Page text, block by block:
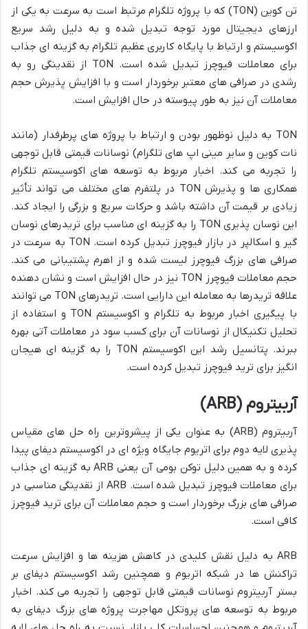
تن کوین (TON) که با پروژه تلگرام مرتبط است به سرعت به یکی از
ارزهای دیجیتال مورد توجه تبدیل شده و به دلیل رشد سریع
اکوسیستم و ارتباط با پایگاه کاربری عظیم تلگرام به گزینه ای جذاب
برای معاملات فیوچرز تبدیل شده است. TON از نقدینگی رو به
رشدی در صرافی های معتبر برخوردار است و با افزایش پذیرش حجم
معاملات آن نیز به طور پیوسته در حال افزایش است.
TON به دلیل نوظهور بودن و ارتباط با پروژه های پرطرفدار (مانند
نات کوین و سایر مینی اپ های تلگرام) نوسانات قیمتی قابل توجهی
را تجربه می کند. اخبار مربوط به توسعه های اکوسیستم تلگرام
همکاری ها و پذیرش TON در پلتفرم های مختلف می تواند تأثیر
زیادی بر قیمت آن داشته باشد و حرکات سریع و بزرگی را ایجاد کند.
این نوسان پذیری TON را به گزینه ای مناسب برای تریدرهای نوسان
گیر و اسکالپر در بازار فیوچرز تبدیل کرده است. TON به سرعت در
صرافی های بزرگ فیوچرز لیست شده و از اهرم پشتیبانی می کند.
حجم معاملات فیوچرز TON نیز در حال افزایش است و نشان دهنده
علاقه تریدرها به معامله این دارایی است. تریدرهای TON می توانند
با پیگیری اخبار مربوط به تلگرام و اکوسیستم TON و استفاده از
تحلیل تکنیکال از نوسانات آن برای کسب سود در معاملات آتی بهره
ببرند. پتانسیل رشد این اکوسیستم TON را به گزینه ای هیجان
انگیز برای ترید فیوچرز تبدیل کرده است.
آربیتروم (ARB)
آربیتروم (ARB) به عنوان یکی از پیشروترین راه حل های مقیاس
پذیری لایه دوم برای اتریوم جایگاه ویژه ای در اکوسیستم دیفای پیدا
کرده و به همین دلیل توکن بومی آن یعنی ARB به گزینه ای جذاب
برای معاملات فیوچرز تبدیل شده است. ARB از نقدینگی مناسبی در
صرافی های بزرگ برخوردار است و حجم معاملات آن برای ترید فیوچرز
کافی است.
ARB به دلیل نقش کلیدی در کاهش هزینه ها و افزایش سرعت
تراکنش ها در شبکه اتریوم و همچنین رشد اکوسیستم دیفای بر
بستر آربیتروم نوسانات قیمتی قابل توجهی را تجربه می کند. اخبار
مربوط به توسعه های پروتکل مهاجرت پروژه های بزرگ دیفای به